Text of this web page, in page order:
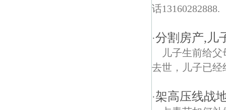
话
·分割房产,儿
儿子生前给
去世，儿子已经
·架高压线战